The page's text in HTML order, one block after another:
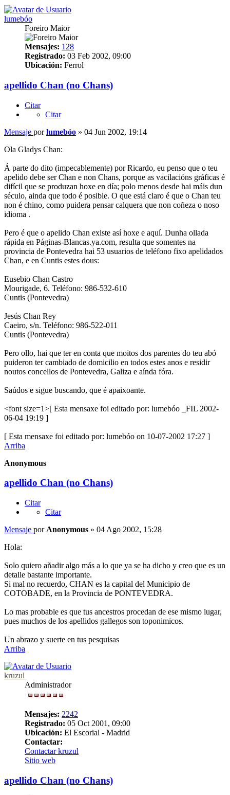
lumebóo
Foreiro Maior
Mensajes: 128
Registrado: 03 Feb 2002, 09:00
Ubicación: Ferrol
apellido Chan (no Chans)
Citar
Citar
Mensaje porlumebóo » 04 Jun 2002, 19:14
Ola Gladys Chan:
Á parte do dito (impecablemente) por Ricardo, eu penso que o teu
apelido debe ser Chan e non Chans, porque as vacilacións gráficas é
difícil que se produzan hoxe en día; polo menos desde hai máis dun
século, ainda que todo é posible. O que está claro é que o Chan teu
non é chino, como puidera pensar calquera que non coñeza o noso
idioma .
Pero é que o apelido Chan existe así hoxe e aquí. Dunha ollada
rápida en Páginas-Blancas.ya.com, resulta que somentes na
provincia de Pontevedra hai 53 usuarios de teléfono fixo apelidados
Chan, e en Cuntis estes dous:
Eusebio Chan Castro
Mourigade, 6. Teléfono: 986-532-610
Cuntis (Pontevedra)
Jesús Chan Rey
Caeiro, s/n. Teléfono: 986-522-011
Cuntis (Pontevedra)
Pero ollo, hai que ter en conta que moitos dos parentes do teu abó
puideron ter cambiado de domicilio en todos estes anos e residir
noutos concellos de Pontevedra, Galiza e aínda fóra.
Saúdos e sigue buscando, que é apaixoante.
<font size=1>[ Esta mensaxe foi editado por: lumebóo _FIL 2002-
06-04 19:19 ]
[ Esta mensaxe foi editado por: lumebóo on 10-07-2002 17:27 ]
Arriba
Anonymous
apellido Chan (no Chans)
Citar
Citar
Mensaje por Anonymous » 04 Ago 2002, 15:28
Hola:
Solo quiero añadir algo más a lo que ya se ha dicho y creo que es un
detalle bastante importante.
Si mal no recuerdo, CHAN es la capital del Municipio de
COTOBADE, en la Provincia de PONTEVEDRA.
Lo mas probable es que tus ancestros procedan de ese mismo lugar,
pues muchos de los apellidos gallegos son toponimicos.
Un abrazo y suerte en tus pesquisas
Arriba
kruzul
Administrador
Mensajes: 2242
Registrado: 05 Oct 2001, 09:00
Ubicación: El Escorial - Madrid
Contactar:
Contactar kruzul
Sitio web
apellido Chan (no Chans)